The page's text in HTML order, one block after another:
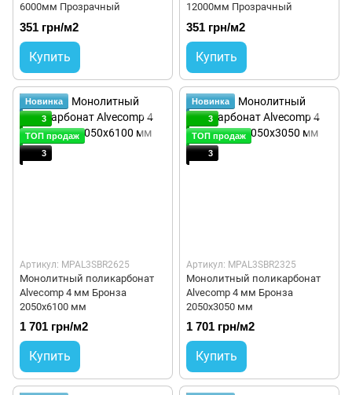
6000мм Прозрачный
351 грн/м2
Купить
12000мм Прозрачный
351 грн/м2
Купить
Новинка
3
ТОП продаж
3
Артикул: MPAL3SBR2625
Монолитный поликарбонат
Alvecomp 4 мм Бронза
2050х6100 мм
1 701 грн/м2
Купить
Новинка
3
ТОП продаж
3
Артикул: MPAL3SBR2325
Монолитный поликарбонат
Alvecomp 4 мм Бронза
2050x3050 мм
1 701 грн/м2
Купить